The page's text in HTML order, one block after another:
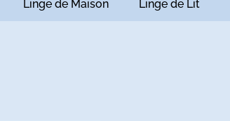
Linge de Maison Linge de Lit